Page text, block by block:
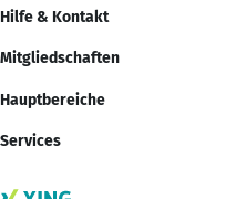
Hilfe & Kontakt
Mitgliedschaften
Hauptbereiche
Services